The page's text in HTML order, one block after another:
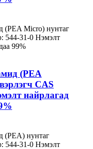
(PEA
CAS
найрлагад